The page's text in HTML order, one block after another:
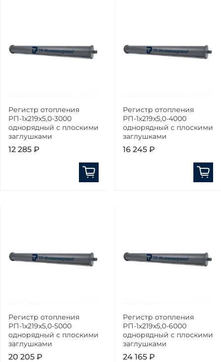
Регистр отопления
РП-1x219x5,0-3000
однорядный с плоскими
заглушками
12 285 ₽
Регистр отопления
РП-1x219x5,0-4000
однорядный с плоскими
заглушками
16 245 ₽
Регистр отопления
РП-1x219x5,0-5000
однорядный с плоскими
заглушками
20 205 ₽
Регистр отопления
РП-1x219x5,0-6000
однорядный с плоскими
заглушками
24 165 ₽